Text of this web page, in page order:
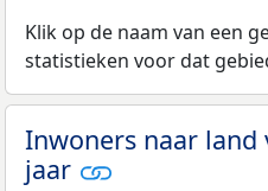
Klik op de naam van een
statistieken voor dat
Inwoners naar
jaar